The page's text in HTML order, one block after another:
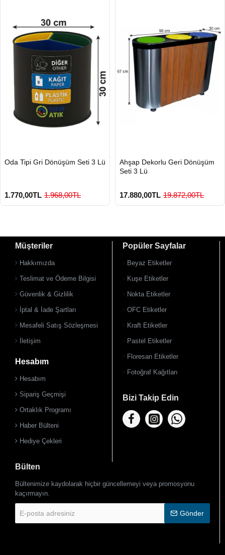
GÖNDERİ
Oda Tipi Gri Dönüşüm Seti 3 Lü
1.770,00TL 1.968,00TL
GÖNDERİ
Ahşap Dekorlu Geri Dönüşüm
Seti 3 Lü
17.880,00TL 19.872,00TL
Müşteriler
Hakkımızda
Teslimat ve Ödeme Bilgisi
Güvenlik & Gizlilik
İptal & İade Şartları
Mesafeli Satış Sözleşmesi
İletişim
Hesabım
Hesabım
Sipariş Geçmişi
Ortaklık Programı
Haber Bülteni
Hediye Çekleri
Popüler Sayfalar
Beyaz Etiketler
Kuşe Etiketler
Nokta Etiketler
OFC Etiketler
Kraft Etiketler
Pastel Etiketler
Floresan Etiketler
Fotoğraf Kağıtları
Bizi Takip Edin
Bülten
Bültenimize kaydolarak hiçbir güncellemeyi veya promosyonu
kaçırmayın.
posta
adresiniz
Gönder